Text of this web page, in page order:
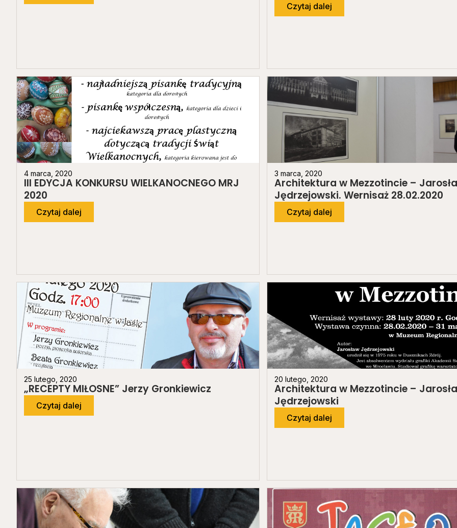
Czytaj dalej
4 marca, 2020
III EDYCJA KONKURSU WIELKANOCNEGO MRJ
2020
Czytaj dalej
3 marca, 2020
Architektura w Mezzotincie –
Jędrzejowski. Wernisaż 28.02.2020
Czytaj dalej
25 lutego, 2020
„RECEPTY MIŁOSNE” Jerzy Gronkiewicz
Czytaj dalej
20 lutego, 2020
Architektura w Mezzotincie –
Jędrzejowski
Czytaj dalej